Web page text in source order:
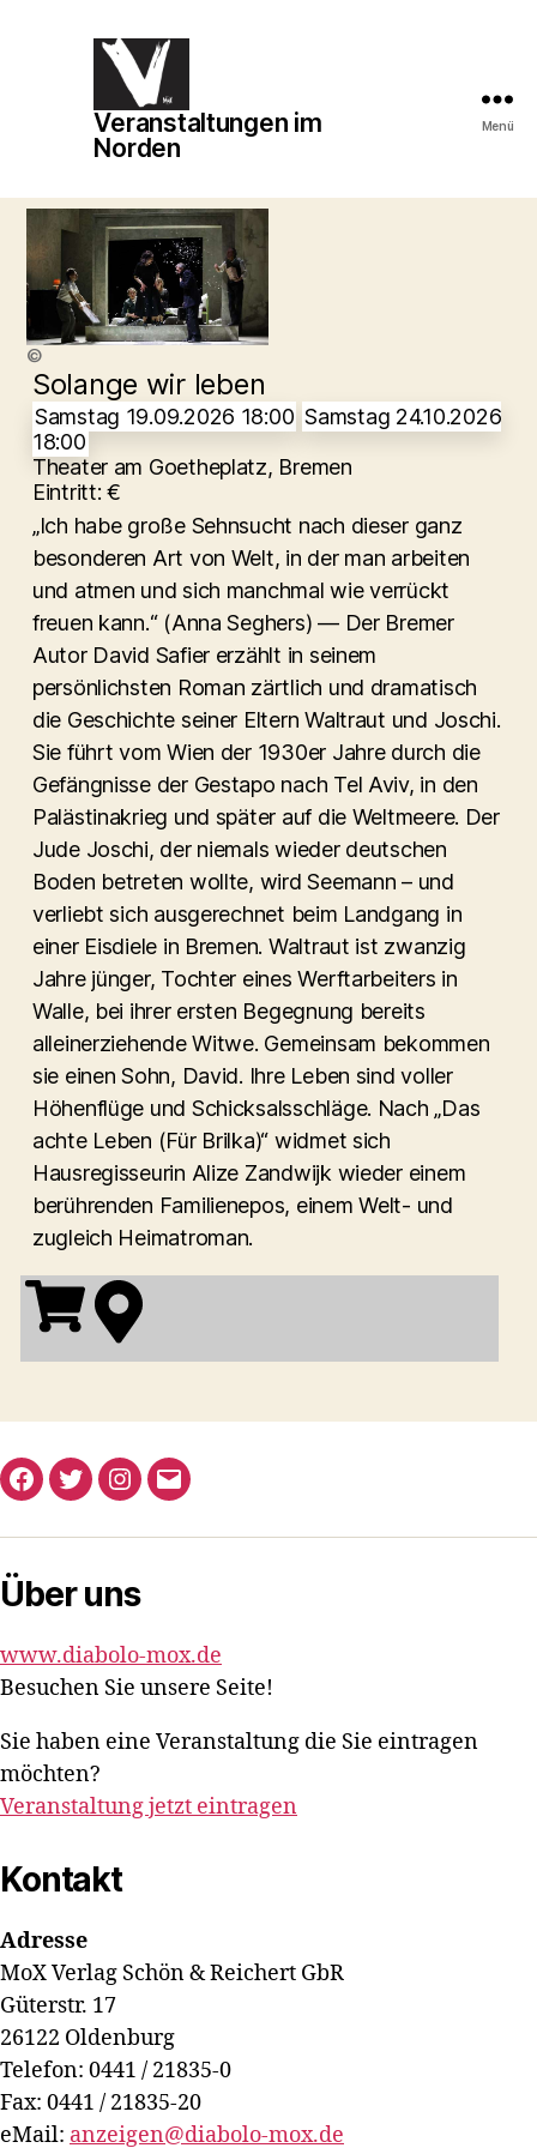
Veranstaltungen
im
Veranstaltungen im
Norden
Menü
©
Solange wir leben
Samstag 19.09.2026 18:00 Samstag 24.10.2026
18:00
Theater am Goetheplatz, Bremen
Eintritt: €
„Ich habe große Sehnsucht nach dieser ganz
besonderen Art von Welt, in der man arbeiten
und atmen und sich manchmal wie verrückt
freuen kann.“ (Anna Seghers) — Der Bremer
Autor David Safier erzählt in seinem
persönlichsten Roman zärtlich und dramatisch
die Geschichte seiner Eltern Waltraut und Joschi.
Sie führt vom Wien der 1930er Jahre durch die
Gefängnisse der Gestapo nach Tel Aviv, in den
Palästinakrieg und später auf die Weltmeere. Der
Jude Joschi, der niemals wieder deutschen
Boden betreten wollte, wird Seemann – und
verliebt sich ausgerechnet beim Landgang in
einer Eisdiele in Bremen. Waltraut ist zwanzig
Jahre jünger, Tochter eines Werftarbeiters in
Walle, bei ihrer ersten Begegnung bereits
alleinerziehende Witwe. Gemeinsam bekommen
sie einen Sohn, David. Ihre Leben sind voller
Höhenflüge und Schicksalsschläge. Nach „Das
achte Leben (Für Brilka)“ widmet sich
Hausregisseurin Alize Zandwijk wieder einem
berührenden Familienepos, einem Welt- und
zugleich Heimatroman.
Facebook
TwitterInstagram
E-
Über uns
www.diabolo-mox.de
Besuchen Sie unsere Seite!
Sie haben eine Veranstaltung die Sie eintragen
möchten?
Veranstaltung jetzt eintragen
Kontakt
Adresse
MoX Verlag Schön & Reichert GbR
Güterstr. 17
26122 Oldenburg
Telefon: 0441 / 21835-0
Fax: 0441 / 21835-20
eMail: anzeigen@diabolo-mox.de